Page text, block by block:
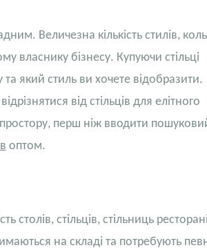
Величезна кількість стилів,
власнику бізнесу. Купуючи стільці
який стиль ви хочете відобразити.
від стільців для елітного
перш ніж вводити
оптом.
столів, стільців, стільниць
на складі та потребують